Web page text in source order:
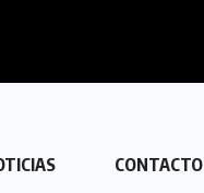
CONTACTO